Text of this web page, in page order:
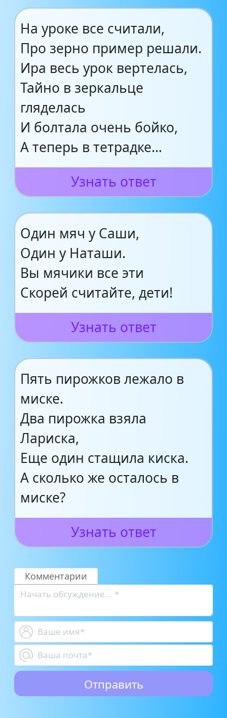
На уроке все считали,
Про зерно пример решали.
Ира весь урок вертелась,
Тайно в зеркальце
гляделась
И болтала очень бойко,
А теперь в тетрадке…
Узнать ответ
Один мяч у Саши,
Один у Наташи.
Вы мячики все эти
Скорей считайте, дети!
Узнать ответ
Пять пирожков лежало в
миске.
Два пирожка взяла
Лариска,
Еще один стащила киска.
А сколько же осталось в
миске?
Узнать ответ
Комментарии